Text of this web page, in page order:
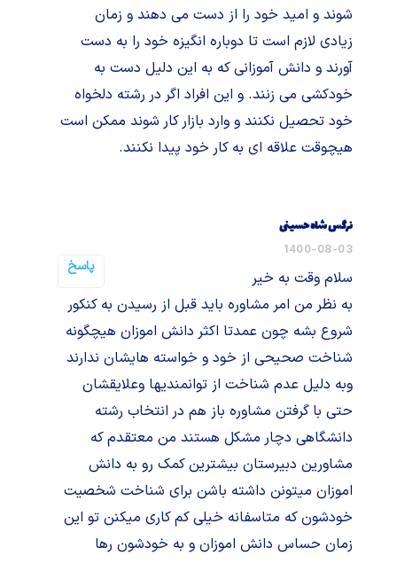
شوند و امید خود را از دست می دهند و زمان
زیادی لازم است تا دوباره انگیزه خود را به دست
آورند و دانش آموزانی که به این دلیل دست به
خودکشی می زنند. و این افراد اگر در رشته دلخواه
خود تحصیل نکنند و وارد بازار کار شوند ممکن است
هیچوقت علاقه ای به کار خود پیدا نکنند.
نرگس شاه حسینی
1400-08-03
پاسخ
سلام وقت به خیر
به نظر من امر مشاوره باید قبل از رسیدن به کنکور
شروع بشه چون عمدتا اکثر دانش اموزان هیچگونه
شناخت صحیحی از خود و خواسته هایشان ندارند
وبه دلیل عدم شناخت از توانمندیها وعلایقشان
حتی با گرفتن مشاوره باز هم در انتخاب رشته
دانشگاهی دچار مشکل هستند من معتقدم که
مشاورین دبیرستان بیشترین کمک رو به دانش
اموزان میتونن داشته باشن برای شناخت شخصیت
خودشون که متاسفانه خیلی کم کاری میکنن تو این
زمان حساس دانش اموزان و به خودشون رها